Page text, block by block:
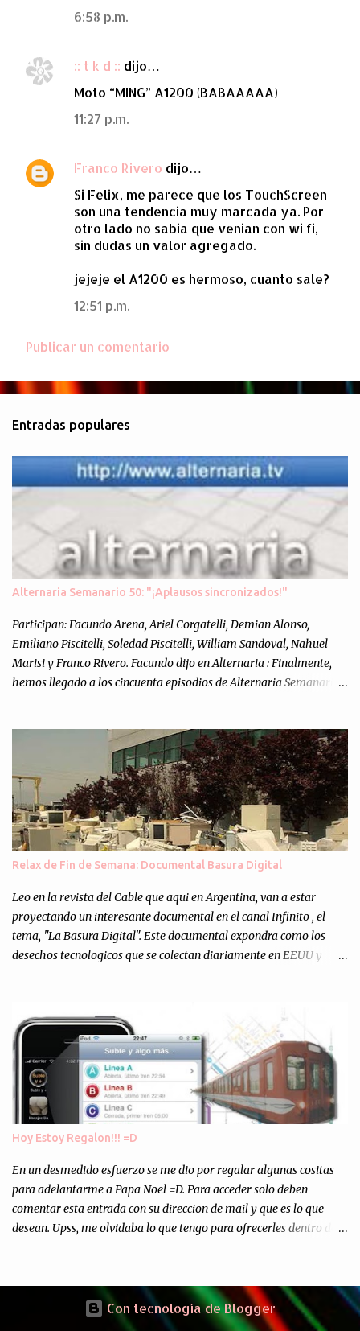
6:58 p.m.
:: t k d :: dijo…
Moto “MING” A1200 (BABAAAAA)
11:27 p.m.
Franco Rivero dijo…
Si Felix, me parece que los TouchScreen
son una tendencia muy marcada ya. Por
otro lado no sabia que venian con wi fi,
sin dudas un valor agregado.
jejeje el A1200 es hermoso, cuanto sale?
12:51 p.m.
Publicar un comentario
Entradas populares
Alternaria Semanario 50: "¡Aplausos sincronizados!"
Participan: Facundo Arena, Ariel Corgatelli, Demian Alonso,
Emiliano Piscitelli, Soledad Piscitelli, William Sandoval, Nahuel
Marisi y Franco Rivero. Facundo dijo en Alternaria : Finalmente,
hemos llegado a los cincuenta episodios de Alternaria Semanario.
nuestra propia óptica: un punto de vista independiente e
informal.Para festejarlo, se nos ocurrió que estemos todos juntos; y
cuando digo "todos" me refiero a toda la gente que alguna vez
participó en el semanario como panelista, y a ustedes. Por eso se
nos ocurrió la idea de emitir video en vivo. La tarea no fué facil,
hubo que coordinar horarios, preparar el estudio, configurar
muchos programejos y hacer muchas pruebas. ¿El resultado?
Totalmente inesperado. Mas de 200 personas en vivo
escuchándonos y viendo como grabamos el semanario es, para mi
personalmente, un éxito y un logro sin precedentes. Sinceram...
Relax de Fin de Semana: Documental Basura Digital
Leo en la revista del Cable que aqui en Argentina, van a estar
proyectando un interesante documental en el canal Infinito , el
tema, "La Basura Digital". Este documental expondra como los
desechos tecnologicos que se colectan diariamente en EEUU y
Asi, todos los residuos sonincinerados produciendo lo que los
ambientalistas llaman "La Pesadilla de la Edad Cibernetica". La
transmision es el Domingo 2 de diciembre a las 21:00 hs. Me
parecio muy interesante, no creo que lo pueda ver por la hora, asi
que los comentarios los dejo en sus manos...
Hoy Estoy Regalon!!! =D
En un desmedido esfuerzo se me dio por regalar algunas cositas
para adelantarme a Papa Noel =D. Para acceder solo deben
comentar esta entrada con su direccion de mail y que es lo que
desean. Upss, me olvidaba lo que tengo para ofrecerles dentro de
del Sr. Angel Traversi de AMT Desarrollos * 7 Invitaciones para
Google Wave , si bien ya son muchas las que estan dando vueltas,
nunca estan de mas. (*) Sobre Subtes y Algo Mas : La forma más
Con tecnología de Blogger